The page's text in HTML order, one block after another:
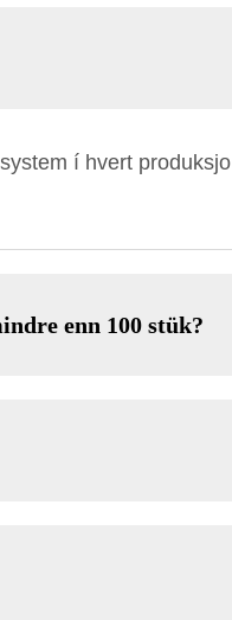
í hvert
enn 100 stük?